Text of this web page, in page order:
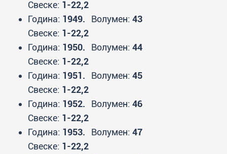
Свеске: 1-22,2
Година: 1949. Волумен: 43
Свеске: 1-22,2
Година: 1950. Волумен: 44
Свеске: 1-22,2
Година: 1951. Волумен: 45
Свеске: 1-22,2
Година: 1952. Волумен: 46
Свеске: 1-22,2
Година: 1953. Волумен: 47
Свеске: 1-22,2